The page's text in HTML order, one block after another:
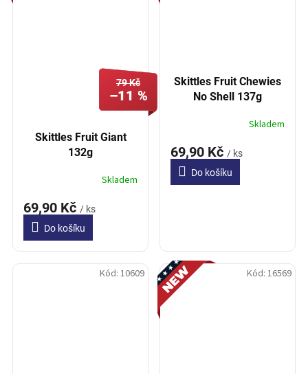
79 Kč
–11 %
Skittles Fruit Giant
132g
Skladem
69,90 Kč / ks
Do košíku
Skittles Fruit Chewies
No Shell 137g
Skladem
69,90 Kč / ks
Do košíku
Kód: 10609 Novinka Kód: 16569